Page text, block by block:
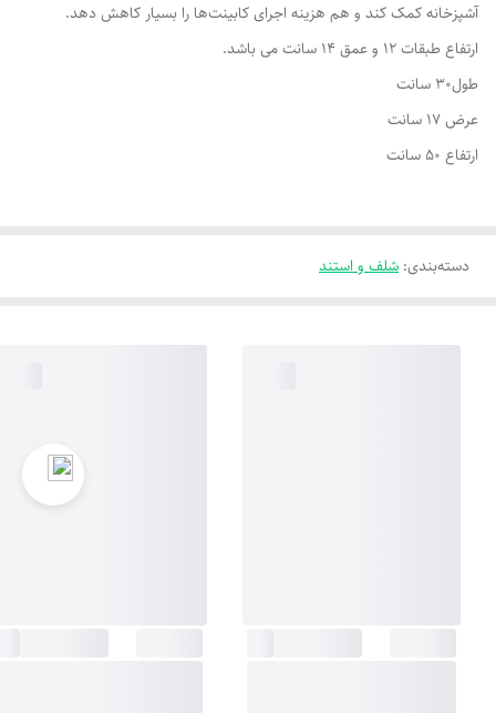
آشپزخانه کمک کند و هم هزینه اجرای کابینت‌ها را بسیار کاهش دهد.
ارتفاع طبقات 12 و عمق 14 سانت می باشد.
طول30 سانت
عرض 17 سانت
ارتفاع 50 سانت
دسته‌بندی: شلف و استند